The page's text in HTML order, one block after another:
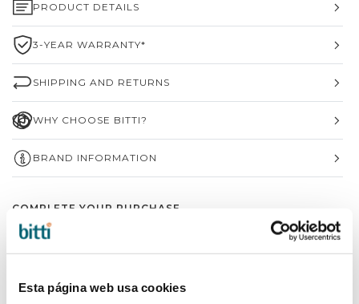
Esta página web usa cookies
PRODUCT DETAILS
3-YEAR WARRANTY*
SHIPPING AND RETURNS
WHY CHOOSE BITTI?
BRAND INFORMATION
COMPLETE YOUR PURCHASE